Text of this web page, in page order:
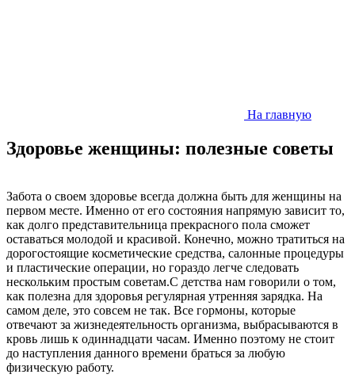
На главную
Здоровье женщины: полезные советы
Забота о своем здоровье всегда должна быть для женщины на
первом месте. Именно от его состояния напрямую зависит то,
как долго представительница прекрасного пола сможет
оставаться молодой и красивой. Конечно, можно тратиться на
дорогостоящие косметические средства, салонные процедуры
и пластические операции, но гораздо легче следовать
нескольким простым советам.С детства нам говорили о том,
как полезна для здоровья регулярная утренняя зарядка. На
самом деле, это совсем не так. Все гормоны, которые
отвечают за жизнедеятельность организма, выбрасываются в
кровь лишь к одиннадцати часам. Именно поэтому не стоит
до наступления данного времени браться за любую
физическую работу.